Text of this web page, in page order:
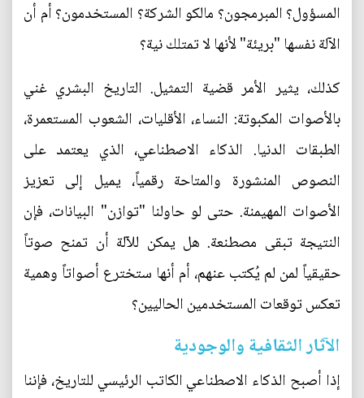
المسؤول؟ المبرمجون؟ مالكو الشركة؟ المستخدمون؟ أم أن
الآلة نفسها "بريئة" لأنها لا تمتلك نية؟
كذلك، يثير الأمر قضية التمثيل. التاريخ البشري غني
بالأصوات المكبوتة: النساء، الأقليات، الشعوب المستعمرة،
الطبقات الدنيا. الذكاء الاصطناعي، الذي يعتمد على
النصوص المنشورة والمتاحة رقمياً، يميل إلى تعزيز
الأصوات المهيمنة. حتى لو حاولنا "توازن" البيانات، فإن
النتيجة تبقى مصطنعة. هل يمكن للآلة أن تمنح صوتاً
حقيقياً لمن لم يُكتب عنهم، أم أنها ستخترع أصواتاً وهمية
تعكس توقعات المستخدمين الحاليين؟
الآثار الثقافية والوجودية
إذا أصبح الذكاء الاصطناعي الكاتب الرئيسي للتاريخ، فإننا